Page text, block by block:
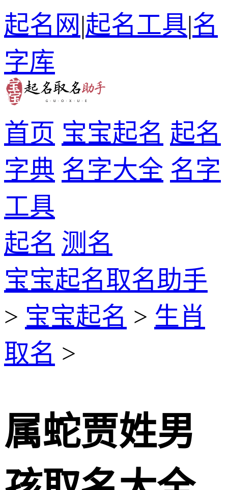
起名网|起名工具|名
字库
首页 宝宝起名 起名
字典 名字大全 名字
工具
起名 测名
宝宝起名取名助手
> 宝宝起名 > 生肖
取名 >
属蛇贾姓男